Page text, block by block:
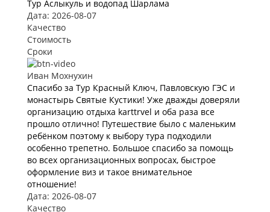
Тур Аслыкуль и водопад Шарлама
Дата: 2026-08-07
Качество
Стоимость
Сроки
Иван Мохнухин
Спасибо за Тур Красный Ключ, Павловскую ГЭС и
монастырь Святые Кустики! Уже дважды доверяли
организацию отдыха karttrvel и оба раза все
прошло отлично! Путешествие было с маленьким
ребёнком поэтому к выбору тура подходили
особенно трепетно. Большое спасибо за помощь
во всех организационных вопросах, быстрое
оформление виз и такое внимательное
отношение!
Дата: 2026-08-07
Качество